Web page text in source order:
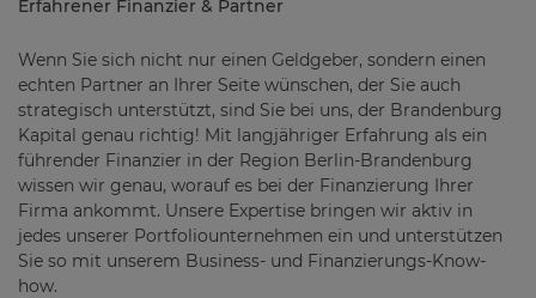
Erfahrener Finanzier & Partner
Wenn Sie sich nicht nur einen Geldgeber, sondern einen
echten Partner an Ihrer Seite wünschen, der Sie auch
strategisch unterstützt, sind Sie bei uns, der Brandenburg
Kapital genau richtig! Mit langjähriger Erfahrung als ein
führender Finanzier in der Region Berlin-Brandenburg
wissen wir genau, worauf es bei der Finanzierung Ihrer
Firma ankommt. Unsere Expertise bringen wir aktiv in
jedes unserer Portfoliounternehmen ein und unterstützen
Sie so mit unserem Business- und Finanzierungs-Know-
how.